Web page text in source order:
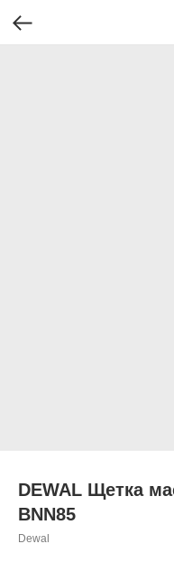
DEWAL Щетка
BNN85
Dewal